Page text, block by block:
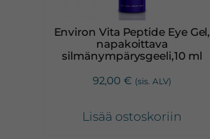
Environ Vita Peptide Eye Gel,
napakoittava
silmänympärysgeeli,10 ml
92,00 € (sis. ALV)
Lisää ostoskoriin